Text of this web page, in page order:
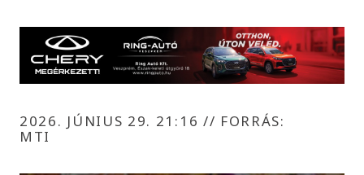
2026. JÚNIUS 29. 21:16 // FORRÁS:
MTI